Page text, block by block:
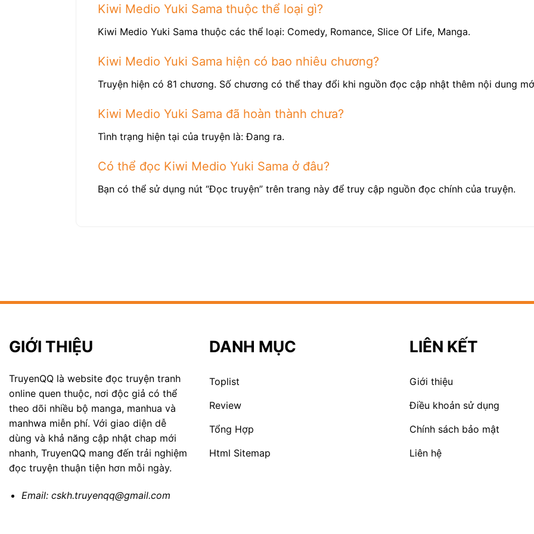
Kiwi Medio Yuki Sama thuộc thể loại gì?
Kiwi Medio Yuki Sama thuộc các thể loại: Comedy, Romance, Slice Of Life, Manga.
Kiwi Medio Yuki Sama hiện có bao nhiêu chương?
Truyện hiện có 81 chương. Số chương có thể thay đổi khi nguồn đọc cập nhật thêm nội dung
Kiwi Medio Yuki Sama đã hoàn thành chưa?
Tình trạng hiện tại của truyện là: Đang ra.
Có thể đọc Kiwi Medio Yuki Sama ở đâu?
Bạn có thể sử dụng nút “Đọc truyện” trên trang này để truy cập nguồn đọc chính của truyện.
GIỚI THIỆU
TruyenQQ là website đọc truyện tranh
online quen thuộc, nơi độc giả có thể
theo dõi nhiều bộ manga, manhua và
manhwa miễn phí. Với giao diện dễ
dùng và khả năng cập nhật chap mới
nhanh, TruyenQQ mang đến trải nghiệm
đọc truyện thuận tiện hơn mỗi ngày.
Email: cskh.truyenqq@gmail.com
DANH MỤC
Toplist
Review
Tổng Hợp
Html Sitemap
LIÊN KẾT
Giới thiệu
Điều khoản sử dụng
Chính sách bảo mật
Liên hệ